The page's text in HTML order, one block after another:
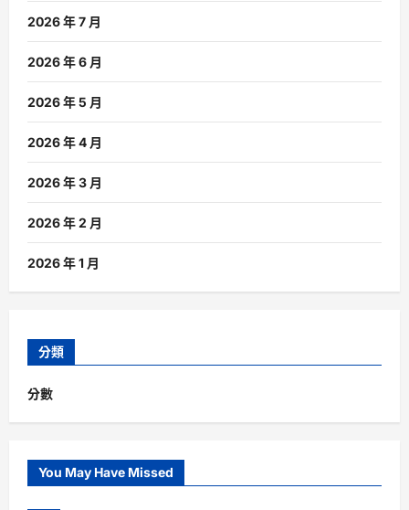
2026 年 7 月
2026 年 6 月
2026 年 5 月
2026 年 4 月
2026 年 3 月
2026 年 2 月
2026 年 1 月
分類
分數
You May Have Missed